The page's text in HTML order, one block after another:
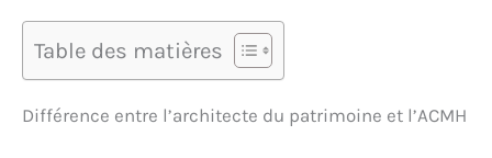
Table des matières
Différence entre l’architecte du patrimoine et l’ACMH